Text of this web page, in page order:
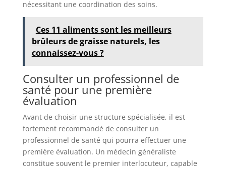
nécessitant une coordination des soins.
Ces 11 aliments sont les meilleurs
brûleurs de graisse naturels, les
connaissez-vous ?
Consulter un professionnel de
santé pour une première
évaluation
Avant de choisir une structure spécialisée, il est
fortement recommandé de consulter un
professionnel de santé qui pourra effectuer une
première évaluation. Un médecin généraliste
constitue souvent le premier interlocuteur, capable